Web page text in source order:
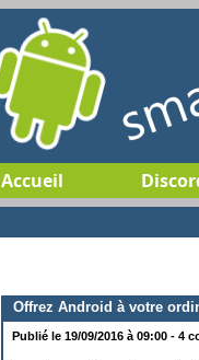
Accueil
Offrez Android à votre
Publié le 19/09/2016 à 09:00 - 4